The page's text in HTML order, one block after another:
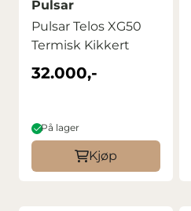
Pulsar
Pulsar Telos XG50
Termisk Kikkert
32.000,-
På lager
Kjøp